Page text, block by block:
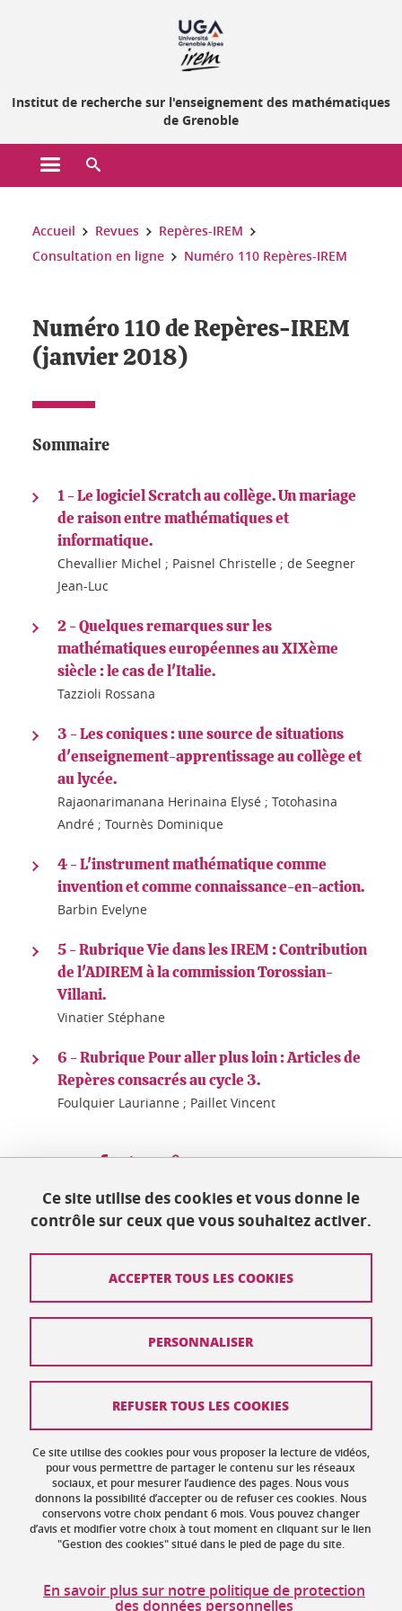
Institut de recherche sur l'enseignement des mathématiques
de Grenoble
Ouvrir le menu principal
Vous êtes ici :
Accueil Revues
Repères-IREM
Consultation en ligne
Numéro 110 Repères-IREM
Numéro 110 de Repères-IREM
(janvier 2018)
Sommaire
1 - Le logiciel Scratch au collège. Un mariage
de raison entre mathématiques et
informatique.
Chevallier Michel ; Paisnel Christelle ; de Seegner
Jean-Luc
2 - Quelques remarques sur les
mathématiques européennes au XIXème
siècle : le cas de l'Italie.
Tazzioli Rossana
3 - Les coniques : une source de situations
d'enseignement-apprentissage au collège et
au lycée.
Rajaonarimanana Herinaina Elysé ; Totohasina
André ; Tournès Dominique
4 - L'instrument mathématique comme
invention et comme connaissance-en-action.
Barbin Evelyne
5 - Rubrique Vie dans les IREM : Contribution
de l'ADIREM à la commission Torossian-
Villani.
Vinatier Stéphane
6 - Rubrique Pour aller plus loin : Articles de
Repères consacrés au cycle 3.
Foulquier Laurianne ; Paillet Vincent
Partager Partager sur Facebook
Partager sur LinkedIn
Mis à jour le 14 décembre 2023
Contact
Mentions légales
Données personnelles : politique de confidentialité
Gestion des cookies
Accessibilité : non conforme
Ce site utilise des cookies et vous donne le
contrôle sur ceux que vous souhaitez activer.
Ce site utilise des cookies pour vous proposer la lecture de vidéos,
pour vous permettre de partager le contenu sur les réseaux
sociaux, et pour mesurer l’audience des pages. Nous vous
donnons la possibilité d’accepter ou de refuser ces cookies. Nous
conservons votre choix pendant 6 mois. Vous pouvez changer
d’avis et modifier votre choix à tout moment en cliquant sur le lien
"Gestion des cookies" situé dans le pied de page du site.
En savoir plus sur notre politique de protection
des données personnelles
ACCEPTER TOUS LES COOKIES
REFUSER TOUS LES COOKIES
PERSONNALISER